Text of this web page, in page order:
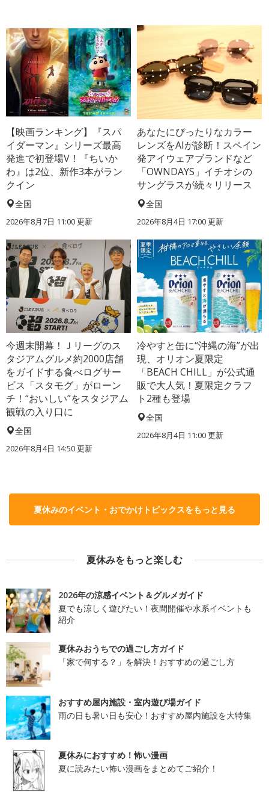
【映画ランキング】『スパ
イダーマン』シリーズ最高
発進で初登場V！『ちいか
わ』は2位、新作3本がラン
クイン
全国
2026年8月7日 11:00更新
あなたにぴったりなカラー
レンズをAIが診断！スペイン
発アイウェアブランドなど
「OWNDAYS」イチオシの
サングラスが続々リリース
全国
2026年8月4日 17:00更新
今週末開幕！Ｊリーグのス
タジアムグルメ約2000店舗
をガイドする食べログサー
ビス「スタモグ」がローン
チ！“おいしい”をスタジアム
観戦の入り口に
全国
2026年8月4日 14:50更新
冷やすと缶に“沖縄の海”が出
現、オリオン夏限定
「BEACH CHILL」が公式通
販で大人気！夏限定クラフ
ト2種も登場
全国
2026年8月4日 11:00更新
夏休みのイベント・おでかけトピックスをもっと見る
夏休みをもっと楽しむ
2026年の涼感イベント＆グルメガイド
夏でも涼しく遊びたい！夜間開催や水系イベントも
紹介
夏休みおうちでの過ごし方ガイド
「家で何する？」を解決！おすすめの過ごし方
おすすめ屋内施設・室内遊び場ガイド
雨の日も暑い日も安心！おすすめ屋内施設を大特集
夏休みにおすすめ！怖い漫画
夏に読みたい怖い漫画をまとめてご紹介！